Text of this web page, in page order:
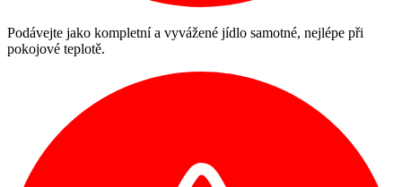
Podávejte jako kompletní a vyvážené jídlo samotné, nejlépe při
pokojové teplotě.